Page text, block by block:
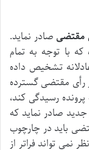
مقتضیصادر نماید.
با توجه به تمام
تشخیص داده
رأی مقتضی گسترده
رسیدگی کند،
صادر نماید که
باید در چارچوب
نمی تواند فراتر از